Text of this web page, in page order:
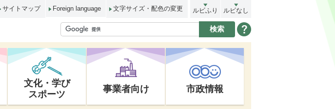
サイトマップ Foreign language 文字サイズ・配色の変更 ルビふり ルビなし
文化・学び
スポーツ
事業者向け 市政情報